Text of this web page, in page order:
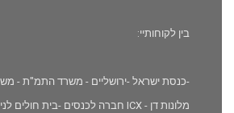
בין לקוחותיי:
-כנסת ישראל -ירושליים - משרד התמ"ת -